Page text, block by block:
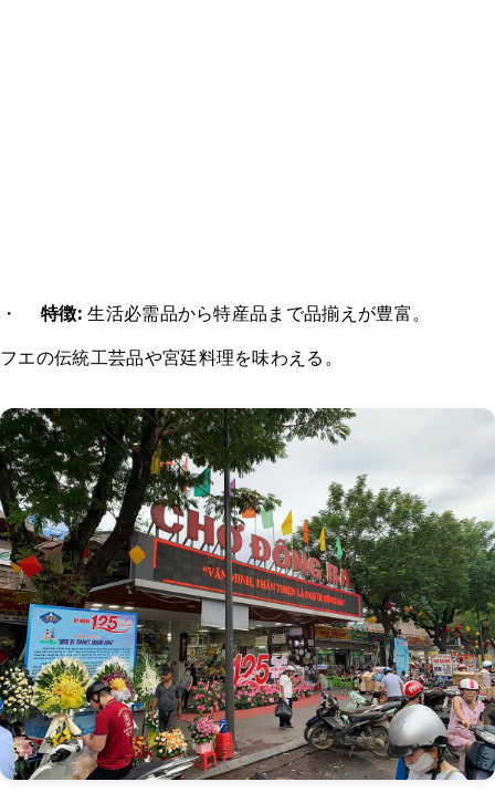
・ 特徴:生活必需品から特産品まで品揃えが豊富。
フエの伝統工芸品や宮廷料理を味わえる。